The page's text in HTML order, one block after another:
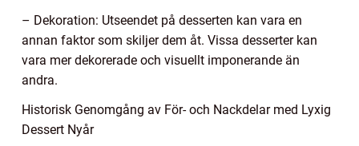
– Dekoration: Utseendet på desserten kan vara en
annan faktor som skiljer dem åt. Vissa desserter kan
vara mer dekorerade och visuellt imponerande än
andra.
Historisk Genomgång av För- och Nackdelar med Lyxig
Dessert Nyår